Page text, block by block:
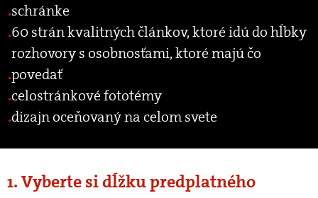
schránke
60 strán kvalitných článkov, ktoré idú do hĺbky
rozhovory s osobnosťami, ktoré majú čo
povedať
celostránkové fototémy
dizajn oceňovaný na celom svete
1. Vyberte si dĺžku predplatného